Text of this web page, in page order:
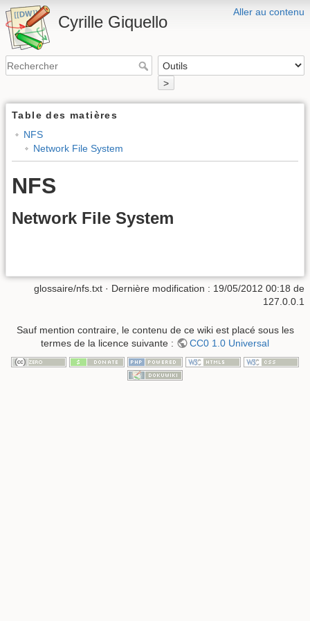
Aller au contenu
Cyrille Giquello
>
Table des matières
NFS
Network File System
NFS
Network File System
glossaire/nfs.txt · Dernière modification : 19/05/2012 00:18 de
127.0.0.1
Sauf mention contraire, le contenu de ce wiki est placé sous les
termes de la licence suivante :
CC0 1.0 Universal